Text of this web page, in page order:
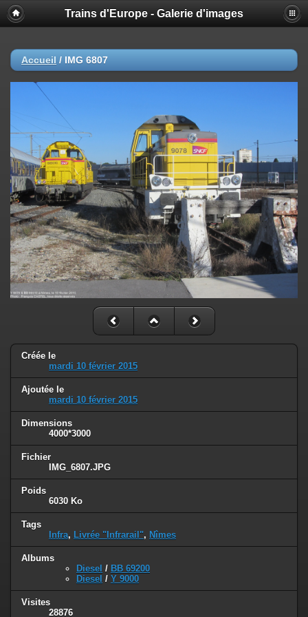
Trains d'Europe - Galerie d'images
Accueil / IMG 6807
Créée le
mardi 10 février 2015
Ajoutée le
mardi 10 février 2015
Dimensions
4000*3000
Fichier
IMG_6807.JPG
Poids
6030 Ko
Tags
Infra, Livrée "Infrarail", Nîmes
Albums
Diesel / BB 69200
Diesel / Y 9000
Visites
28876